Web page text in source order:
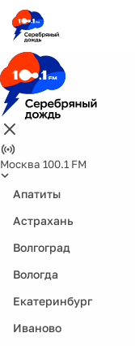
Москва 100.1 FM
Апатиты
Астрахань
Волгоград
Вологда
Екатеринбург
Иваново